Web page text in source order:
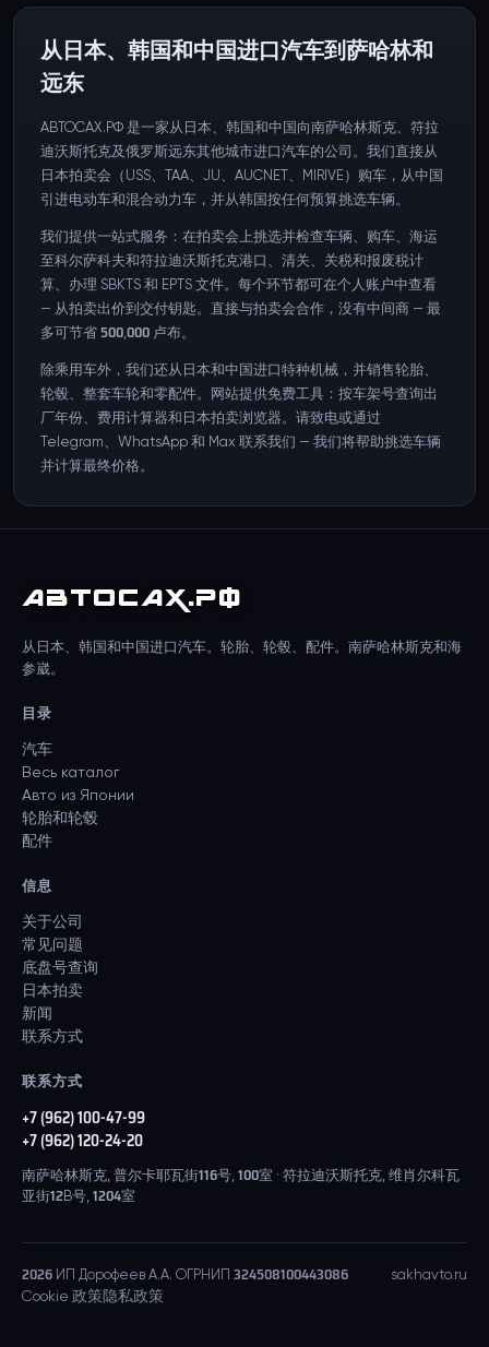
从日本、韩国和中国进口汽车到萨哈林和
远东
АВТОСАХ.РФ 是一家从日本、韩国和中国向南萨哈林斯克、符拉
迪沃斯托克及俄罗斯远东其他城市进口汽车的公司。我们直接从
日本拍卖会（USS、TAA、JU、AUCNET、MIRIVE）购车，从中国
引进电动车和混合动力车，并从韩国按任何预算挑选车辆。
我们提供一站式服务：在拍卖会上挑选并检查车辆、购车、海运
至科尔萨科夫和符拉迪沃斯托克港口、清关、关税和报废税计
算、办理 SBKTS 和 EPTS 文件。每个环节都可在个人账户中查看
— 从拍卖出价到交付钥匙。直接与拍卖会合作，没有中间商 — 最
多可节省 500,000 卢布。
除乘用车外，我们还从日本和中国进口特种机械，并销售轮胎、
轮毂、整套车轮和零配件。网站提供免费工具：按车架号查询出
厂年份、费用计算器和日本拍卖浏览器。请致电或通过
Telegram、WhatsApp 和 Max 联系我们 — 我们将帮助挑选车辆
并计算最终价格。
АВТОСАХ.РФ
从日本、韩国和中国进口汽车。轮胎、轮毂、配件。南萨哈林斯克和海
参崴。
目录
汽车
Весь каталог
Авто из Японии
轮胎和轮毂
配件
信息
关于公司
常见问题
底盘号查询
日本拍卖
新闻
联系方式
联系方式
+7 (962) 100-47-99
+7 (962) 120-24-20
南萨哈林斯克, 普尔卡耶瓦街116号, 100室 · 符拉迪沃斯托克, 维肖尔科瓦
亚街12B号, 1204室
2026 ИП Дорофеев А.А. ОГРНИП 324508100443086 sakhavto.ru
Cookie 政策 隐私政策